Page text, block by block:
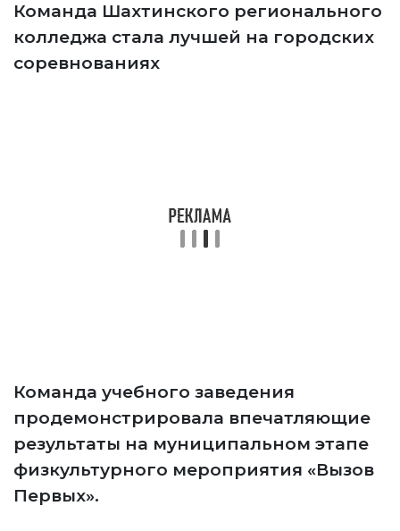
Команда Шахтинского регионального
колледжа стала лучшей на городских
соревнованиях
Команда учебного заведения
продемонстрировала впечатляющие
результаты на муниципальном этапе
физкультурного мероприятия «Вызов
Первых».